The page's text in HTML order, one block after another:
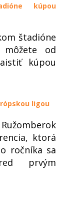
kúpou
štadióne
môžete od
kúpou
ligou
ktorá
ročníka sa
prvým